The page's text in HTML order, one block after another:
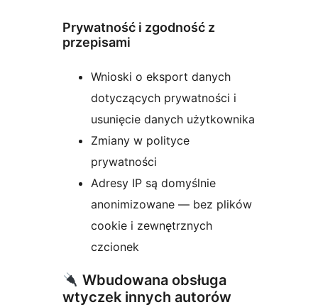
Prywatność i zgodność z
przepisami
Wnioski o eksport danych
dotyczących prywatności i
usunięcie danych użytkownika
Zmiany w polityce
prywatności
Adresy IP są domyślnie
anonimizowane — bez plików
cookie i zewnętrznych
czcionek
Wbudowana obsługa
wtyczek innych autorów